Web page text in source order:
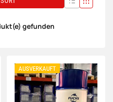
gefunden
AUSVERKAUFT